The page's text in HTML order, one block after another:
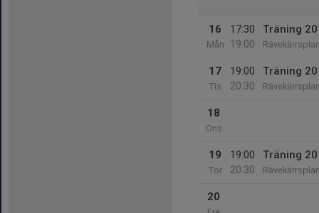
16
Mån
17:30
19:00
Träning
Rävekärrsplan
17
Tis
19:00
20:30
Träning
Rävekärrsplan
18
Ons
19
Tor
19:00
20:30
Träning
Rävekärrsplan
20